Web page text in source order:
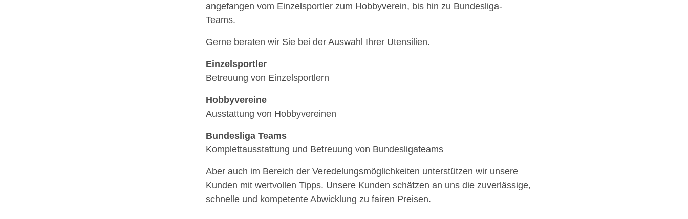
angefangen vom Einzelsportler zum Hobbyverein, bis hin zu Bundesliga-
Teams.
Gerne beraten wir Sie bei der Auswahl Ihrer Utensilien.
Einzelsportler
Betreuung von Einzelsportlern
Hobbyvereine
Ausstattung von Hobbyvereinen
Bundesliga Teams
Komplettausstattung und Betreuung von Bundesligateams
Aber auch im Bereich der Veredelungsmöglichkeiten unterstützen wir unsere
Kunden mit wertvollen Tipps. Unsere Kunden schätzen an uns die zuverlässige,
schnelle und kompetente Abwicklung zu fairen Preisen.